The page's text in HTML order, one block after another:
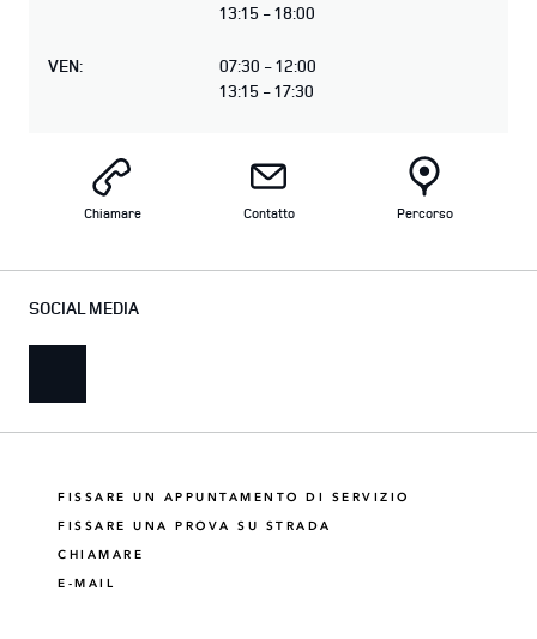
13:15 - 18:00
VEN:
07:30 - 12:00
13:15 - 17:30
Chiamare Contatto Percorso
FISSARE UN APPUNTAMENTO DI SERVIZIO
FISSARE UNA PROVA SU STRADA
CHIAMARE
E-MAIL
SOCIAL MEDIA